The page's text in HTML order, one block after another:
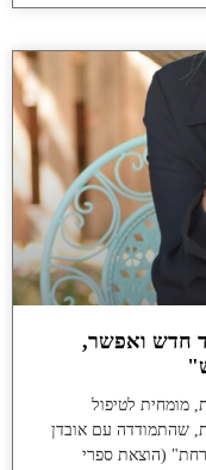
חדש ואפשר,
מומחית לטיפול
שהתמודדה עם אובדן
(הוצאת ספרי